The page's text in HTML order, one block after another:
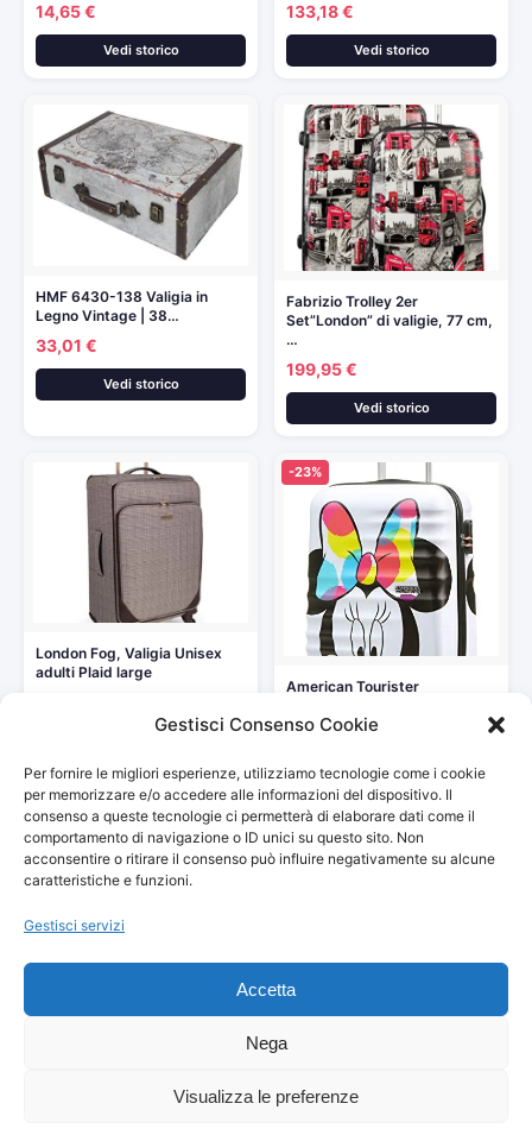
Gestisci Consenso Cookie
Per fornire le migliori esperienze, utilizziamo tecnologie come i cookie
per memorizzare e/o accedere alle informazioni del dispositivo. Il
consenso a queste tecnologie ci permetterà di elaborare dati come il
comportamento di navigazione o ID unici su questo sito. Non
acconsentire o ritirare il consenso può influire negativamente su alcune
caratteristiche e funzioni.
Gestisci servizi
Accetta
Nega
Visualizza le preferenze
14,65 €
Vedi storico
133,18 €
Vedi storico
HMF 6430-138 Valigia in
Legno Vintage | 38…
33,01 €
Vedi storico
Fabrizio Trolley 2er
Set”London” di valigie, 77 cm,
…
199,95 €
Vedi storico
London Fog, Valigia Unisex
adulti Plaid large
-23%
American Tourister
Disney, Spinner…
Vedi storico
© 2026Arredamento Vintage, Retrò
Partecipante al Programma di Affiliazione Amazon EU, un programma
potrebbero variare. Verifica sempre il prezzo finale su Amazon prima
© 2026 Danilo Franceschini — Via Amiterno, 40 — 00183 Roma — C.F.